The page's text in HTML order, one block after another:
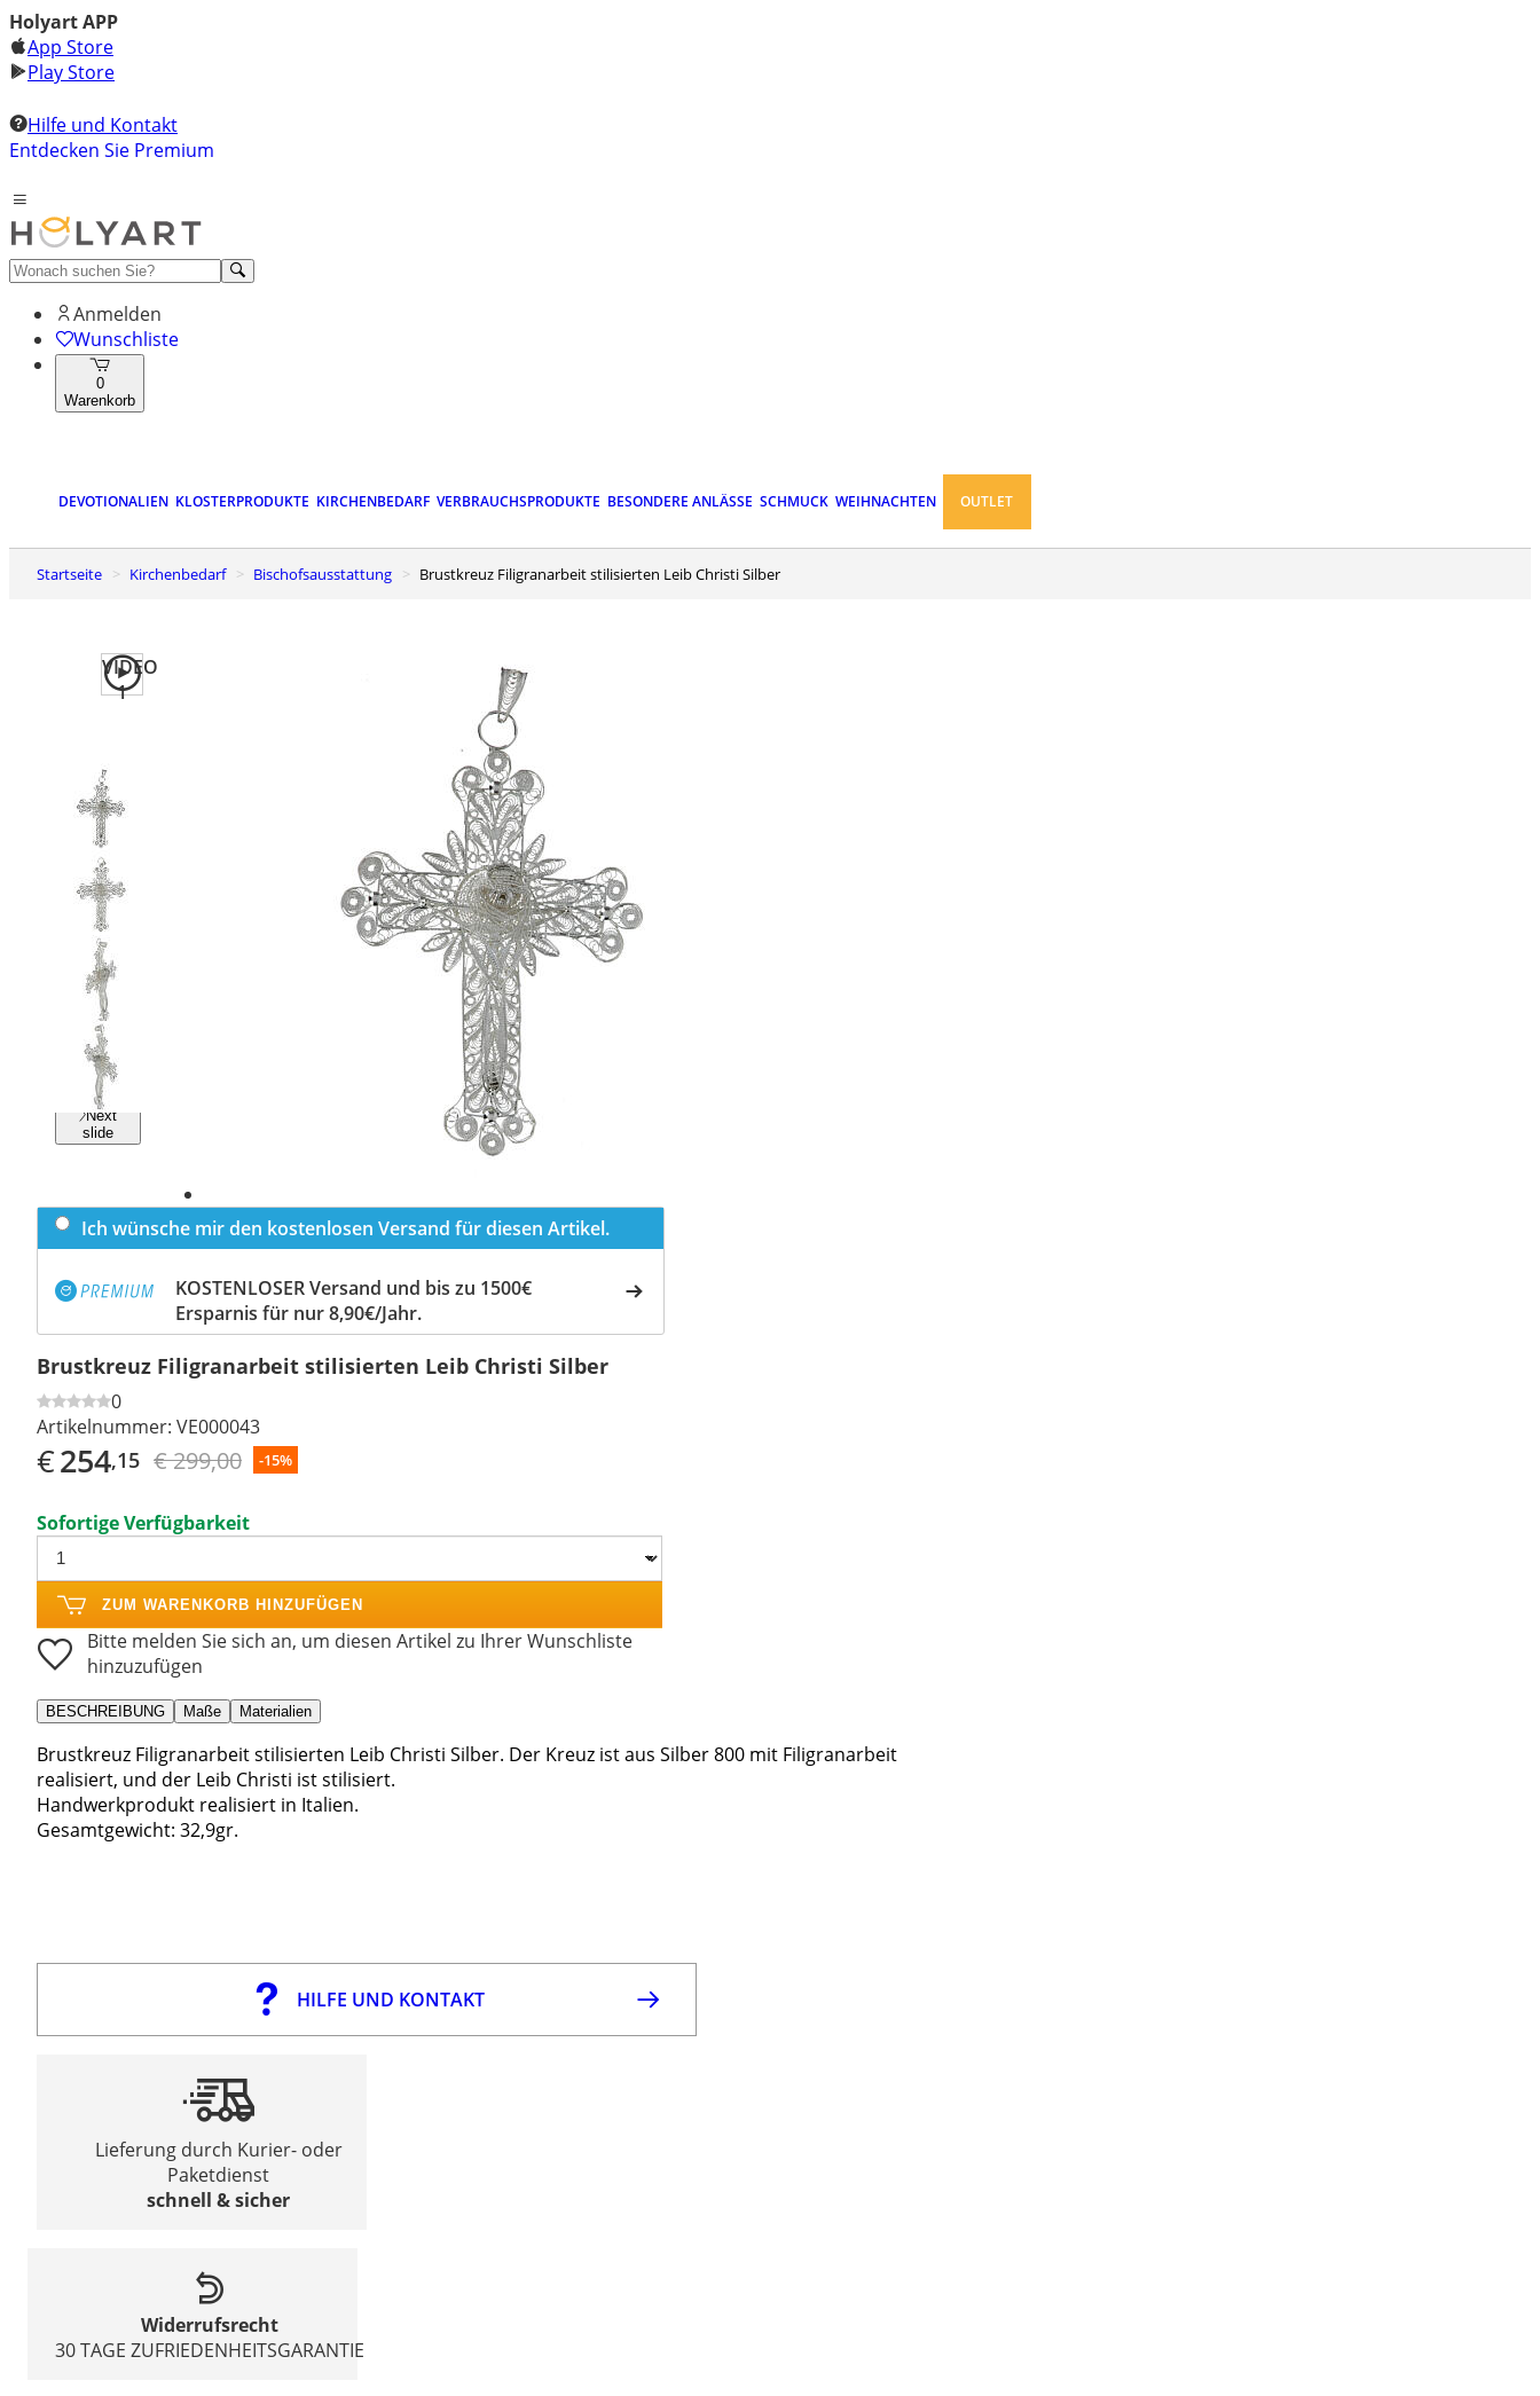
Holyart APP
App Store
Play Store
Hilfe und Kontakt
Entdecken Sie Premium
Anmelden
Wunschliste
0
Warenkorb
DEVOTIONALIEN KLOSTERPRODUKTE KIRCHENBEDARF VERBRAUCHSPRODUKTE BESONDERE ANLÄSSE SCHMUCK WEIHNACHTEN OUTLET
Startseite Kirchenbedarf Bischofsausstattung Brustkreuz Filigranarbeit stilisierten Leib Christi Silber
VIDEO
1
Previous
slide
Next
slide
Ich wünsche mir den kostenlosen Versand für diesen Artikel.
KOSTENLOSER Versand und bis zu 1500€
Ersparnis für nur 8,90€/Jahr.
Brustkreuz Filigranarbeit stilisierten Leib Christi Silber
0
Artikelnummer: VE000043
€254,15 € 299,00 -15%
Sofortige Verfügbarkeit
ZUM WARENKORB HINZUFÜGEN
Bitte melden Sie sich an, um diesen Artikel zu Ihrer Wunschliste
hinzuzufügen
BESCHREIBUNG Maße Materialien
Brustkreuz Filigranarbeit stilisierten Leib Christi Silber. Der Kreuz ist aus Silber 800 mit Filigranarbeit
realisiert, und der Leib Christi ist stilisiert.
Handwerkprodukt realisiert in Italien.
Gesamtgewicht: 32,9gr.
HILFE UND KONTAKT
Lieferung durch Kurier- oder
Paketdienst
schnell & sicher
Widerrufsrecht
30 TAGE ZUFRIEDENHEITSGARANTIE